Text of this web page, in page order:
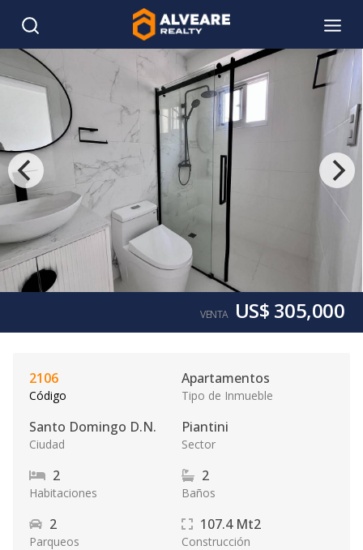
VENTA US$ 305,000
2106
Código
Apartamentos
Tipo de Inmueble
Santo Domingo D.N.
Ciudad
Piantini
Sector
2
Habitaciones
2
Baños
2
Parqueos
107.4 Mt2
Construcción